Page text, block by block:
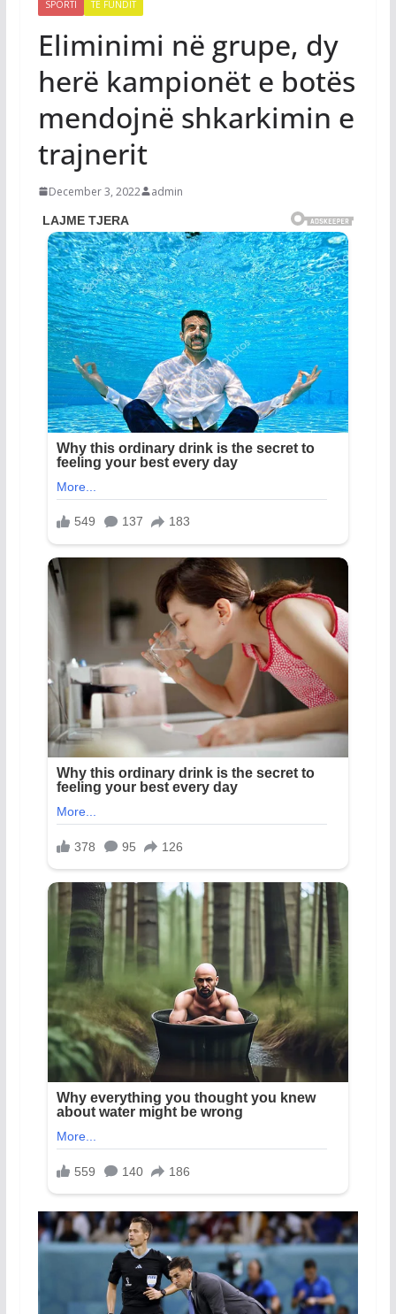
SPORTI TË FUNDIT
Eliminimi në grupe, dy
herë kampionët e botës
mendojnë shkarkimin e
trajnerit
December 3, 2022 admin